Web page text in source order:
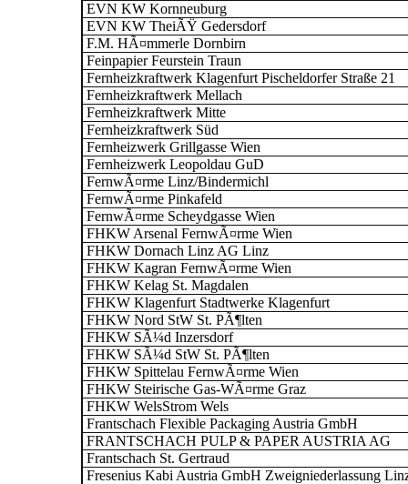
EVN KW Kornneuburg
EVN KW TheiÃŸ Gedersdorf
F.M. HÃ¤mmerle Dornbirn
Feinpapier Feurstein Traun
Fernheizkraftwerk Klagenfurt Pischeldorfer Straße 21
Fernheizkraftwerk Mellach
Fernheizkraftwerk Mitte
Fernheizkraftwerk Süd
Fernheizwerk Grillgasse Wien
Fernheizwerk Leopoldau GuD
FernwÃ¤rme Linz/Bindermichl
FernwÃ¤rme Pinkafeld
FernwÃ¤rme Scheydgasse Wien
FHKW Arsenal FernwÃ¤rme Wien
FHKW Dornach Linz AG Linz
FHKW Kagran FernwÃ¤rme Wien
FHKW Kelag St. Magdalen
FHKW Klagenfurt Stadtwerke Klagenfurt
FHKW Nord StW St. PÃ¶lten
FHKW SÃ¼d Inzersdorf
FHKW SÃ¼d StW St. PÃ¶lten
FHKW Spittelau FernwÃ¤rme Wien
FHKW Steirische Gas-WÃ¤rme Graz
FHKW WelsStrom Wels
Frantschach Flexible Packaging Austria GmbH
FRANTSCHACH PULP & PAPER AUSTRIA AG
Frantschach St. Gertraud
Fresenius Kabi Austria GmbH Zweigniederlassung